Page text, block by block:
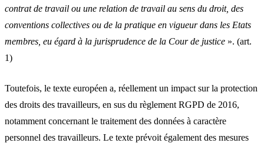
contrat de travail ou une relation de travail au sens du droit, des
conventions collectives ou de la pratique en vigueur dans les Etats
membres, eu égard à la jurisprudence de la Cour de justice ». (art.
1)
Toutefois, le texte européen a, réellement un impact sur la protection
des droits des travailleurs, en sus du règlement RGPD de 2016,
notamment concernant le traitement des données à caractère
personnel des travailleurs. Le texte prévoit également des mesures